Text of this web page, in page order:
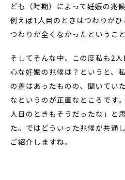
ども（時期）によって妊娠の兆
例えば1人目のときはつわりがひ
つわりが全くなかったというこ
そしてそんな中、この度私も2
心な妊娠の兆候は？というと、
の差はあったものの、聞いてい
なというのが正直なところです
人目のときもそうだったな」と
た。ではどういった兆候が共通
ご紹介しますね。